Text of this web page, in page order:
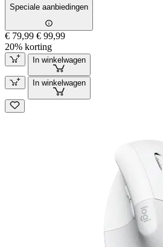
Speciale aanbiedingen
€ 79,99 € 99,99
20% korting
In winkelwagen
In winkelwagen